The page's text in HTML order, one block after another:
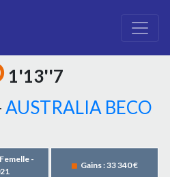
1'13''7
AUSTRALIA BECO
Femelle -
Gains : 33 340 €